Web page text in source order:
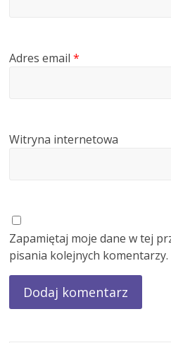
Adres email*
Witryna internetowa
Zapamiętaj moje dane w tej
pisania kolejnych komentarzy.